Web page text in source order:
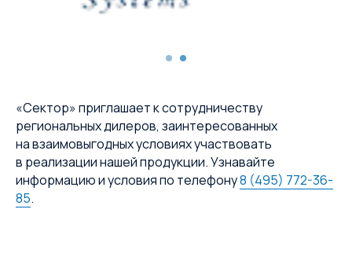
«Сектор» приглашает к сотрудничеству
региональных дилеров, заинтересованных
на взаимовыгодных условиях участвовать
в реализации нашей продукции. Узнавайте
информацию и условия по телефону8 (495) 772-36-
85.